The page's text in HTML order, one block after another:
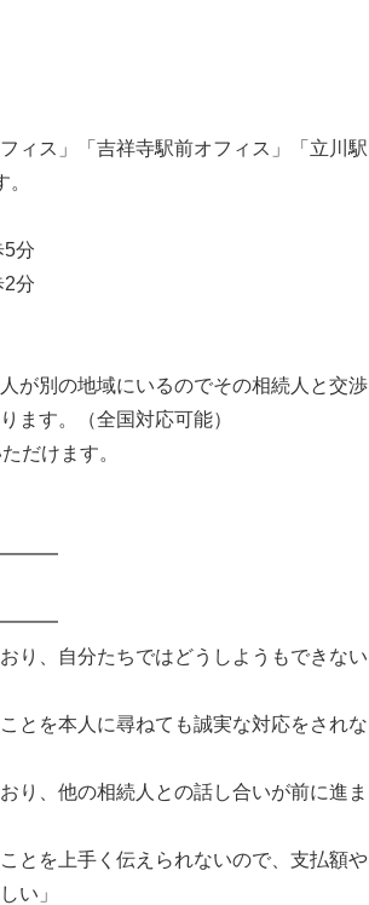
ィス」「吉祥寺駅前オフィス」「立川駅
分
分
が別の地域にいるのでその相続人と交渉
ます。（全国対応可能）
だけます。
り、自分たちではどうしようもできない
とを本人に尋ねても誠実な対応をされな
り、他の相続人との話し合いが前に進ま
とを上手く伝えられないので、支払額や
い」